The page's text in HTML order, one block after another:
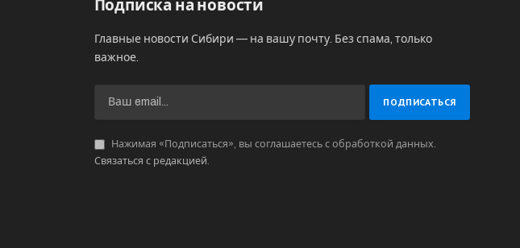
Подписка на новости
Главные новости Сибири — на вашу почту. Без спама, только
важное.
Нажимая «Подписаться», вы соглашаетесь с обработкой данных.
Связаться с редакцией